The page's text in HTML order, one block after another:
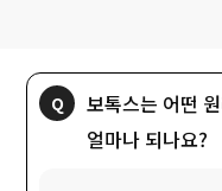
보톡스는 어떤
얼마나 되나요?